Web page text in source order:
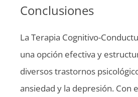
Conclusiones
La Terapia Cognitivo-
una opción efectiva y
diversos trastornos
ansiedad y la depresión. Con